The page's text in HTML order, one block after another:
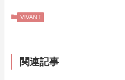
VIVANT
関連記事